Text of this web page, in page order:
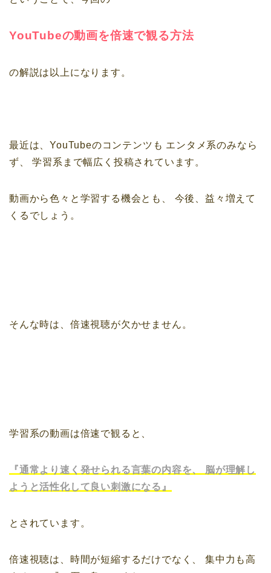
YouTubeの動画を倍速で観る方法
の解説は以上になります。
最近は、YouTubeのコンテンツも エンタメ系のみなら
ず、
学習系まで幅広く投稿されています。
動画から色々と学習する機会とも、
今後、益々増えて
くるでしょう。
そんな時は、倍速視聴が欠かせません。
学習系の動画は倍速で観ると、
『通常より速く発せられる言葉の内容を、
脳が理解し
ようと活性化して良い刺激になる』
とされています。
倍速視聴は、時間が短縮するだけでなく、
集中力も高